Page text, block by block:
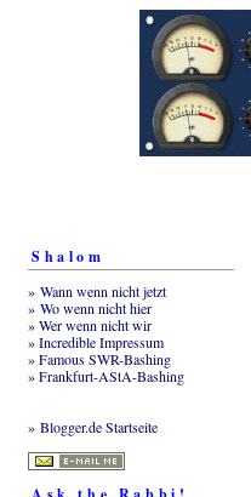
Shalom
» Wann wenn nicht jetzt
» Wo wenn nicht hier
» Wer wenn nicht wir
» Incredible Impressum
» Famous SWR-Bashing
» Frankfurt-AStA-Bashing
» Blogger.de Startseite